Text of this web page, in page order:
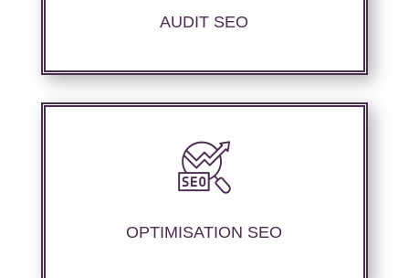
AUDIT SEO
OPTIMISATION SEO
Nous proposons des services d’optimisation
technique de site internet et d’ajustement de
performances de référencement.